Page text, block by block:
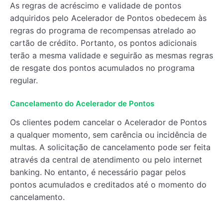
As regras de acréscimo e validade de pontos
adquiridos pelo Acelerador de Pontos obedecem às
regras do programa de recompensas atrelado ao
cartão de crédito. Portanto, os pontos adicionais
terão a mesma validade e seguirão as mesmas regras
de resgate dos pontos acumulados no programa
regular.
Cancelamento do Acelerador de Pontos
Os clientes podem cancelar o Acelerador de Pontos
a qualquer momento, sem carência ou incidência de
multas. A solicitação de cancelamento pode ser feita
através da central de atendimento ou pelo internet
banking. No entanto, é necessário pagar pelos
pontos acumulados e creditados até o momento do
cancelamento.